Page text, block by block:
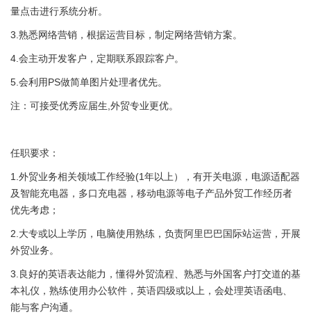
量点击进行系统分析。
3.熟悉网络营销，根据运营目标，制定网络营销方案。
4.会主动开发客户，定期联系跟踪客户。
5.会利用PS做简单图片处理者优先。
注：可接受优秀应届生,外贸专业更优。
任职要求：
1.外贸业务相关领域工作经验(1年以上），有开关电源，电源适配器
及智能充电器，多口充电器，移动电源等电子产品外贸工作经历者
优先考虑；
2.大专或以上学历，电脑使用熟练，负责阿里巴巴国际站运营，开展
外贸业务。
3.良好的英语表达能力，懂得外贸流程、熟悉与外国客户打交道的基
本礼仪，熟练使用办公软件，英语四级或以上，会处理英语函电、
能与客户沟通。